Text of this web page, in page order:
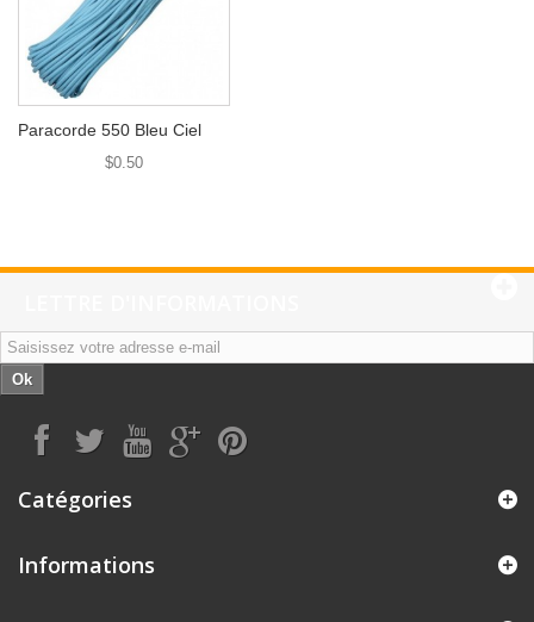
Paracorde 550 Bleu Ciel
$0.50
Ok
Catégories
Informations